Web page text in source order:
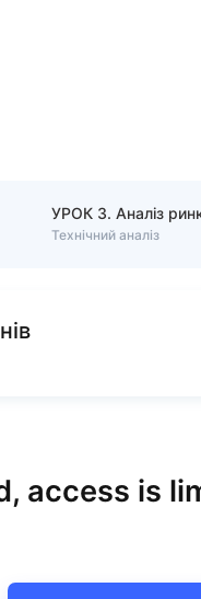
Технічний аналіз
access is